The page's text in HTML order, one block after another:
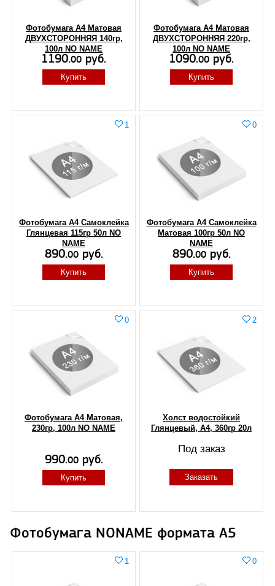
Фотобумага А4 Матовая
ДВУХСТОРОННЯЯ 140гр,
100л NO NAME
1190.00 руб.
Купить
Фотобумага А4 Матовая
ДВУХСТОРОННЯЯ 220гр,
100л NO NAME
1090.00 руб.
Купить
Фотобумага А4 Самоклейка
Глянцевая 115гр 50л NO
NAME
1
890.00руб.
Купить
Фотобумага А4 Самоклейка
Матовая 100гр 50л NO
NAME
0
890.00руб.
Купить
Фотобумага А4 Матовая,
230гр, 100л NO NAME
0
990.00руб.
Купить
Холст водостойкий
Глянцевый, А4, 360гр 20л
2
Под заказ
Заказать
Фотобумага NONAME формата A5
1 0